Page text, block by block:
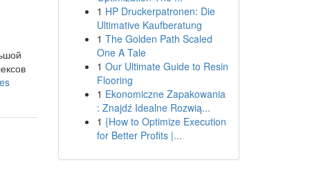
1 HP Druckerpatronen: Die
Ultimative Kaufberatung
1 The Golden Path Scaled
One A Tale
1 Our Ultimate Guide to Resin
Flooring
1 Ekonomiczne Zapakowania
: Znajdź Idealne Rozwią...
1 {How to Optimize Execution
for Better Profits |...